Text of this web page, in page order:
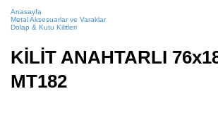
Anasayfa
Metal Aksesuarlar ve Varaklar
Dolap & Kutu Kilitleri
KİLİT ANAHTARLI
MT182